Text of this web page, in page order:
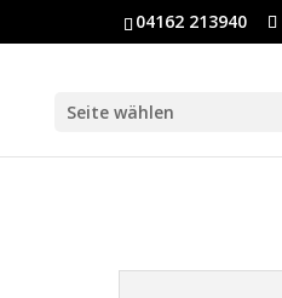
04162 213940
Seite wählen